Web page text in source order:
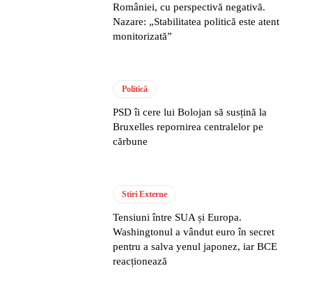
României, cu perspectivă negativă.
Nazare: „Stabilitatea politică este atent
monitorizată”
Politică
PSD îi cere lui Bolojan să susțină la
Bruxelles repornirea centralelor pe
cărbune
Stiri Externe
Tensiuni între SUA și Europa.
Washingtonul a vândut euro în secret
pentru a salva yenul japonez, iar BCE
reacționează